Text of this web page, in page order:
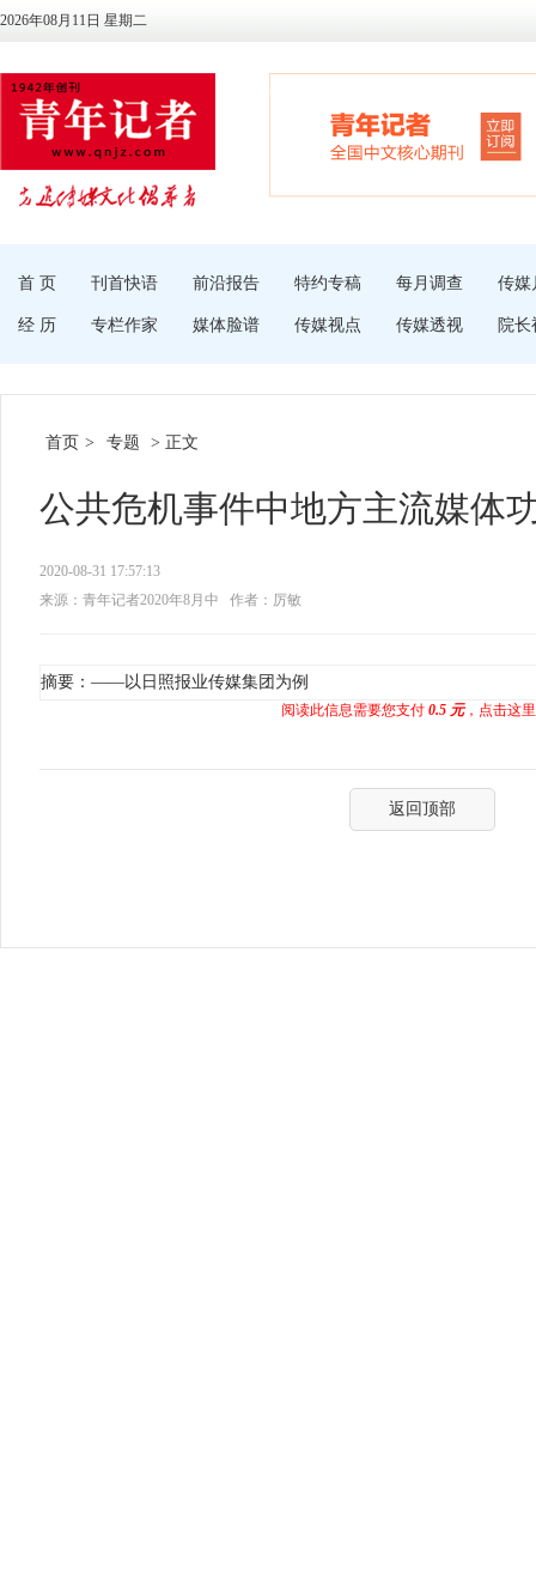
2026年08月11日 星期二
首 页 刊首快语 前沿报告 特约专稿 每月调查 传媒
经 历 专栏作家 媒体脸谱 传媒视点 传媒透视 院长
首页 > 专题 > 正文
公共危机事件中地方主流媒体
2020-08-31 17:57:13
来源：青年记者2020年8月中
作者：厉敏
摘要：——以日照报业传媒集团为例
阅读此信息需要您支付 0.5 元，点击这
返回顶部